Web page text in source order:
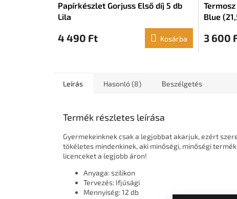
Papírkészlet Gorjuss Első díj 5 db
Lila
4 490 Ft Kosárba
Blue
3 600
Leírás Hasonló (8) Beszélgetés
Termék részletes leírása
Gyermekeinknek csak a legjobbat akarjuk, ezért
tökéletes mindenkinek, aki minőségi, minőségi
licenceket a legjobb áron!
Anyaga: szilikon
Tervezés: Ifjúsági
Mennyiség: 12 db